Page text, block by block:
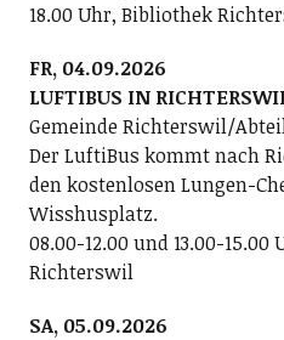
18.00 Uhr, Bibliothek
FR, 04.09.2026
LUFTIBUS IN
Gemeinde Richterswil/
Der LuftiBus kommt nach
den kostenlosen Lungen-
Wisshusplatz.
08.00-12.00 und 13.00-
Richterswil
SA, 05.09.2026